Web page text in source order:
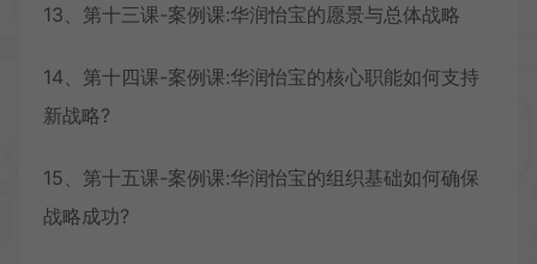
13、第十三课-案例课:华润怡宝的愿景与总体战略
14、第十四课-案例课:华润怡宝的核心职能如何支持
新战略?
15、第十五课-案例课:华润怡宝的组织基础如何确保
战略成功?